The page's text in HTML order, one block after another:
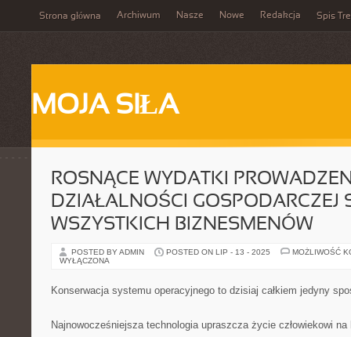
Strona główna Archiwum Nasze Nowe Redakcja Spis
MOJA SIŁA
ROSNĄCE WYDATKI
DZIAŁALNOŚCI GOSPODARCZEJ
WSZYSTKICH BIZNESMENÓW
POSTED BY ADMIN POSTED ON LIP - 13 - 2025
MOŻLIWOŚĆ
WYŁĄCZONA
Konserwacja systemu operacyjnego to dzisiaj całkiem jedyny
Najnowocześniejsza technologia upraszcza życie człowiekowi